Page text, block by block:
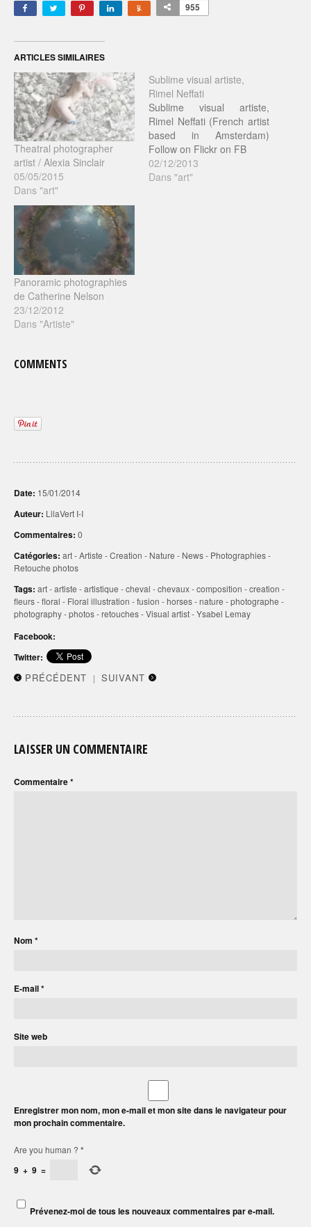
955
ARTICLES SIMILAIRES
Theatral photographer
artist / Alexia Sinclair
05/05/2015
Dans "art"
Sublime visual artiste,
Rimel Neffati
Sublime visual artiste,
Rimel Neffati (French artist
based in Amsterdam)
Follow on Flickr on FB
02/12/2013
Dans "art"
Panoramic photographies
de Catherine Nelson
23/12/2012
Dans "Artiste"
COMMENTS
Date: 15/01/2014
Auteur: LilaVert I-I
Commentaires: 0
Catégories: art-Artiste -Creation - Nature - News- Photographies-
Retouche photos
Tags: art-artiste -artistique -cheval -chevaux-composition -creation -
fleurs-floral - Floral illustration -fusion -horses-nature -photographe -
photography-photos-retouches-Visual artist-Ysabel Lemay
Facebook:
Twitter:
PRÉCÉDENT | SUIVANT
LAISSER UN COMMENTAIRE
Commentaire*
Nom *
E-mail*
Site web
Enregistrer mon nom, mon e-mail et mon site dans le navigateur pour
mon prochain commentaire.
Are you human ? *
9 + 9 =
Prévenez-moi de tous les nouveaux commentaires par e-mail.